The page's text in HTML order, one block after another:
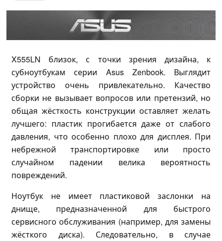
X555LN близок, с точки зрения дизайна, к
субноутбукам серии Asus Zenbook. Выглядит
устройство очень привлекательно. Качество
сборки не вызывает вопросов или претензий, но
общая жёсткость конструкции оставляет желать
лучшего: пластик прогибается даже от слабого
давления, что особенно плохо для дисплея. При
небрежной транспортировке или просто
случайном падении велика вероятность
повреждений.
Ноутбук не имеет пластиковой заслонки на
днище, предназначенной для быстрого
сервисного обслуживания (например, для замены
жёсткого диска). Следовательно, в случае